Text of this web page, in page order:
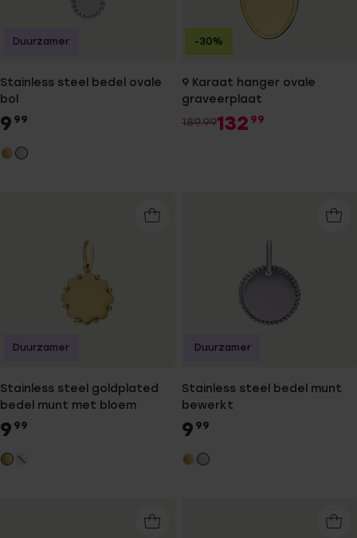
Stainless steel bedel ovale
bol
9 99
Duurzamer
9 Karaat hanger ovale
graveerplaat
189.99132 99
-30%
Stainless steel goldplated
bedel munt met bloem
9 99
Duurzamer
Stainless steel bedel munt
bewerkt
9 99
Duurzamer